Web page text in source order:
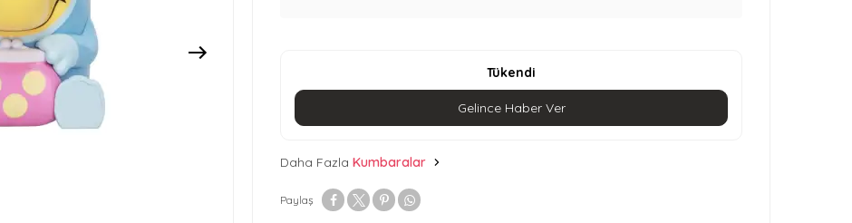
Tükendi
Gelince Haber Ver
Daha Fazla Kumbaralar
Paylaş